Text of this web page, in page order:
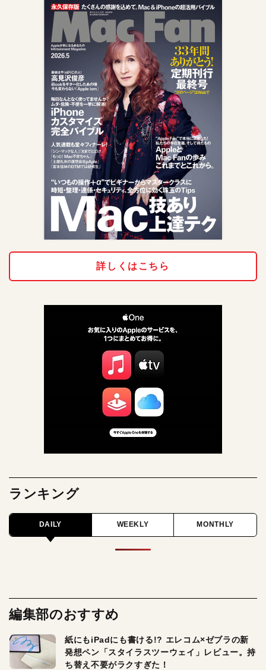
詳しくはこちら
ランキング
DAILY WEEKLY MONTHLY
編集部のおすすめ
紙にもiPadにも書ける!? エレコム×ゼブラの新
発想ペン「スタイラスツーウェイ」レビュー。持
ち替え不要がラクすぎた！